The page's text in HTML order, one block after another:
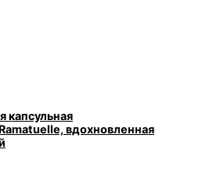
капсульная
вдохновленная